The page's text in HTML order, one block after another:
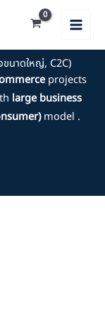
นาดใหญ่, C2C)
projects
large business
model .